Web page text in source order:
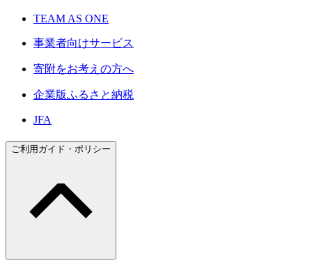
TEAM AS ONE
事業者向けサービス
寄附をお考えの方へ
企業版ふるさと納税
JFA
ご利用ガイド・ポリシー